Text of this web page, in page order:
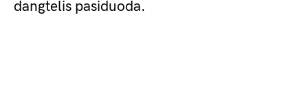
dangtelis pasiduoda.